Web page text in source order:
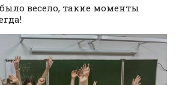
весело, такие моменты